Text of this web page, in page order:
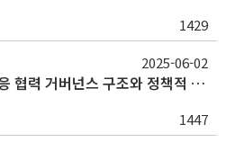
1429
[토론회 개최 안내] 산불대응 협력 거버넌스 구조와 정책적 개선
1447
2025-06-02